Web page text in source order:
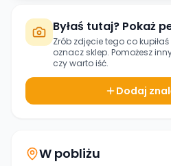
Byłaś tutaj? Pokaż
Zrób zdjęcie tego co kupiłaś
oznacz sklep. Pomożesz
czy warto iść.
Dodaj
W pobliżu